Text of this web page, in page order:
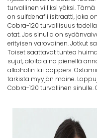
turvallinen villiksi yöksi.
on sulfdenafiilisitraatti, joka
Cobra-120 turvallisuus
otat. Jos sinulla on
erityisen varovainen. Jotkut
Toiset saattavat tuntea
sujut, aloita aina pienellä
alkoholin tai poppers.
tarkista myyjän maine.
Cobra-120 turvallinen sinulle.